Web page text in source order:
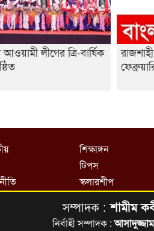
লীগের ত্রি-বার্ষিক
শিক্ষাঙ্গন
টিপস
স্কলারশীপ
সম্পাদক : শামীম
নির্বাহী সম্পাদক :